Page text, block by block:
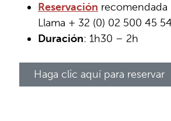
Reservación recomendada
Llama + 32 (0) 02 500 45
Duración: 1h30 – 2h
Haga clic aquí para reservar